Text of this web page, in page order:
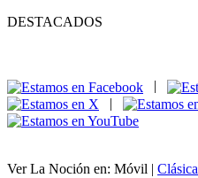
DESTACADOS
|
Ver La Noción en: Móvil | Clásica